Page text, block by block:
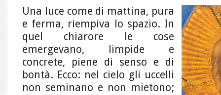
Una luce come di mattina, pura
e ferma, riempiva lo spazio. In
quel chiarore le cose
emergevano, limpide e
concrete, piene di senso e di
bontà. Ecco: nel cielo gli uccelli
non seminano e non mietono;